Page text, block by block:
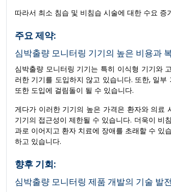
따라서 최소 침습 및 비침습 시술에 대한 수요
주요 제약:
심박출량 모니터링 기기의 높은 비용과
심박출량 모니터링 기기는 특히 이식형 기기와
러한 기기를 도입하지 않고 있습니다. 또한, 일
또한 도입에 걸림돌이 될 수 있습니다.
게다가 이러한 기기의 높은 가격은 환자와 의료
기기의 접근성이 제한될 수 있습니다. 더욱이 비
과로 이어지고 환자 치료에 장애를 초래할 수 있
하고 있습니다.
향후 기회:
심박출량 모니터링 제품 개발의 기술 발